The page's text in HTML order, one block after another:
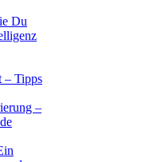
Du
– Tipps
–